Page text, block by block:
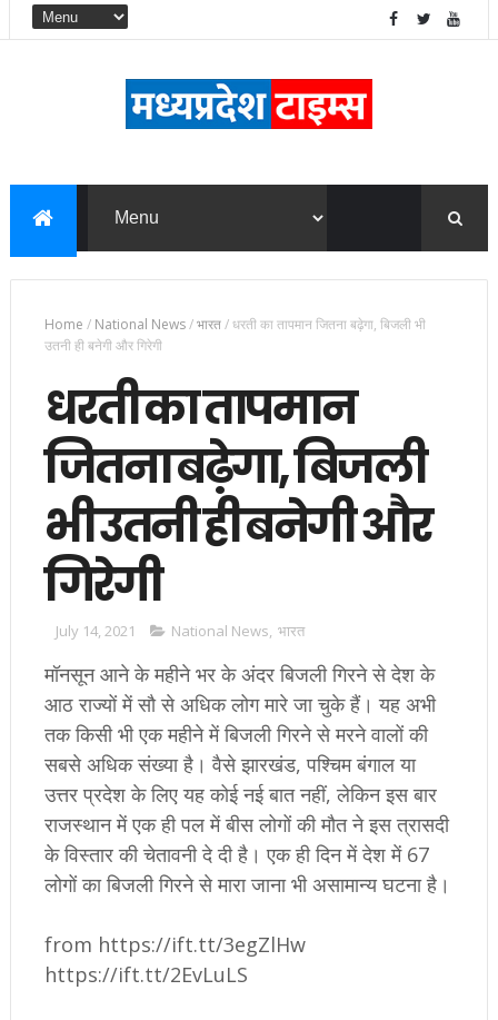
Home / National News/भारत/धरती का तापमान जितना बढ़ेगा, बिजली भी
उतनी ही बनेगी और गिरेगी
धरती का तापमान
जितना बढ़ेगा, बिजली
भी उतनी ही बनेगी और
गिरेगी
July 14, 2021 National News, भारत
मॉनसून आने के महीने भर के अंदर बिजली गिरने से देश के
आठ राज्यों में सौ से अधिक लोग मारे जा चुके हैं। यह अभी
तक किसी भी एक महीने में बिजली गिरने से मरने वालों की
सबसे अधिक संख्या है। वैसे झारखंड, पश्चिम बंगाल या
उत्तर प्रदेश के लिए यह कोई नई बात नहीं, लेकिन इस बार
राजस्थान में एक ही पल में बीस लोगों की मौत ने इस त्रासदी
के विस्तार की चेतावनी दे दी है। एक ही दिन में देश में 67
लोगों का बिजली गिरने से मारा जाना भी असामान्य घटना है।
from https://ift.tt/3egZlHw
https://ift.tt/2EvLuLS